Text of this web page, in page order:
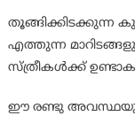
തൂങ്ങിക്കിടക്കുന്ന
എത്തുന്ന
സ്ത്രീകൾക്ക്
ഈ രണ്ടു അവസ്ഥയും